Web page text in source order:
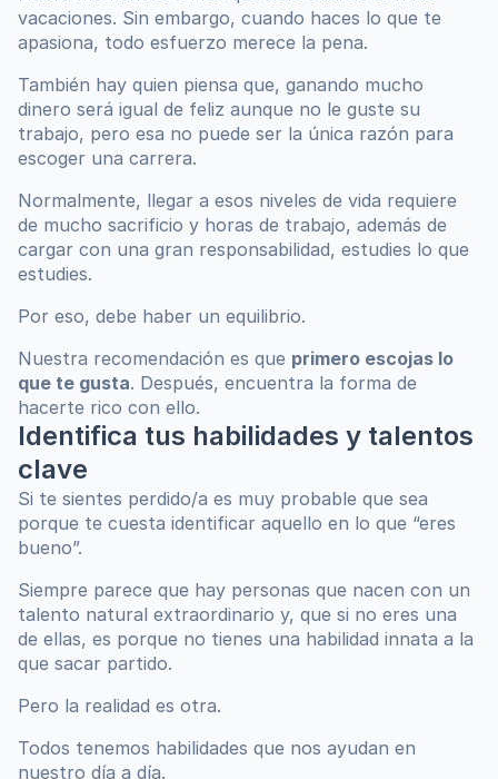
vacaciones. Sin embargo, cuando haces lo que te
apasiona, todo esfuerzo merece la pena.
También hay quien piensa que, ganando mucho
dinero será igual de feliz aunque no le guste su
trabajo, pero esa no puede ser la única razón para
escoger una carrera.
Normalmente, llegar a esos niveles de vida requiere
de mucho sacrificio y horas de trabajo, además de
cargar con una gran responsabilidad, estudies lo que
estudies.
Por eso, debe haber un equilibrio.
Nuestra recomendación es que primero escojas lo
que te gusta. Después, encuentra la forma de
hacerte rico con ello.
Identifica tus habilidades y talentos
clave
Si te sientes perdido/a es muy probable que sea
porque te cuesta identificar aquello en lo que “eres
bueno”.
Siempre parece que hay personas que nacen con un
talento natural extraordinario y, que si no eres una
de ellas, es porque no tienes una habilidad innata a la
que sacar partido.
Pero la realidad es otra.
Todos tenemos habilidades que nos ayudan en
nuestro día a día.